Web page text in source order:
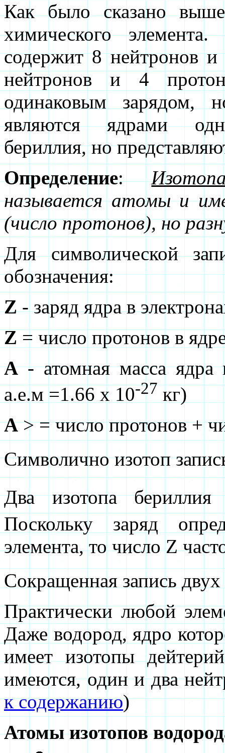
Как было сказано
химического
содержит 8 нейтронов
нейтронов и 4
одинаковым зарядом,
являются ядрами
бериллия, но
Определение:
называется атомы и
(число протонов), но
Для символической
обозначения:
Z- заряд ядра в
Z= число протонов в
A- атомная масса ядра
а.е.м =1.66 x 10-27 кг)
А> = число протонов +
Символично изотоп
Два изотопа
Поскольку заряд
элемента, то число Z
Сокращенная запись
Практически любой
Даже водород, ядро
имеет изотопы
имеются, один и два
к содержанию)
Атомы изотопов